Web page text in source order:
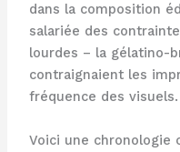
dans la composition
salariée des
lourdes – la gélatino-
contraignaient les
fréquence des visuels.
Voici une chronologie